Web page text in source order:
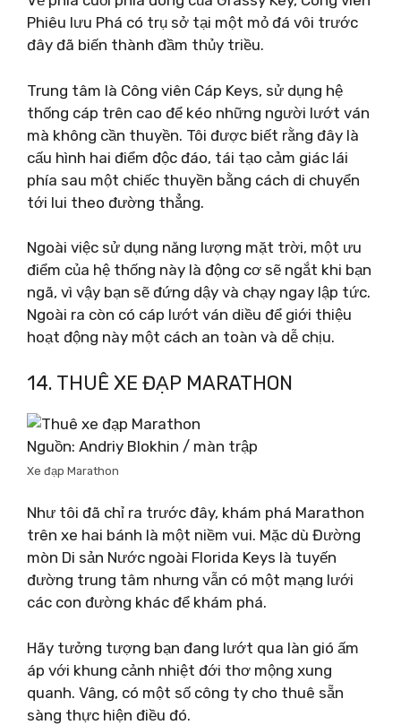
Phiêu lưu Phá có trụ sở tại một mỏ đá vôi trước
đây đã biến thành đầm thủy triều.
Trung tâm là Công viên Cáp Keys, sử dụng hệ
thống cáp trên cao để kéo những người lướt ván
mà không cần thuyền. Tôi được biết rằng đây là
cấu hình hai điểm độc đáo, tái tạo cảm giác lái
phía sau một chiếc thuyền bằng cách di chuyển
tới lui theo đường thẳng.
Ngoài việc sử dụng năng lượng mặt trời, một ưu
điểm của hệ thống này là động cơ sẽ ngắt khi bạn
ngã, vì vậy bạn sẽ đứng dậy và chạy ngay lập tức.
Ngoài ra còn có cáp lướt ván diều để giới thiệu
hoạt động này một cách an toàn và dễ chịu.
14. THUÊ XE ĐẠP MARATHON
Nguồn: Andriy Blokhin / màn trập
Xe đạp Marathon
Như tôi đã chỉ ra trước đây, khám phá Marathon
trên xe hai bánh là một niềm vui. Mặc dù Đường
mòn Di sản Nước ngoài Florida Keys là tuyến
đường trung tâm nhưng vẫn có một mạng lưới
các con đường khác để khám phá.
Hãy tưởng tượng bạn đang lướt qua làn gió ấm
áp với khung cảnh nhiệt đới thơ mộng xung
quanh. Vâng, có một số công ty cho thuê sẵn
sàng thực hiện điều đó.